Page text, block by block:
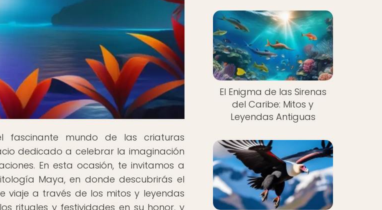
fascinante mundo de las criaturas
dedicado a celebrar la imaginación
En esta ocasión, te invitamos a
Maya, en donde descubrirás el
viaje a través de los mitos y leyendas
rituales y festividades en su honor, y
El Enigma de las Sirenas
del Caribe: Mitos y
Leyendas Antiguas